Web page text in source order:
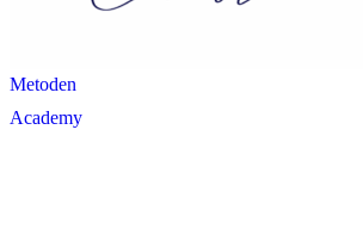
Metoden
Academy